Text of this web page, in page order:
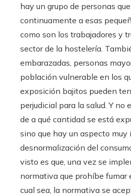
hay un grupo de personas
continuamente a esas
como son los trabajadores y
sector de la hostelería.
embarazadas, personas
población vulnerable en los
exposición bajitos pueden
perjudicial para la salud. Y no
de a qué cantidad se está
sino que hay un aspecto
desnormalización del
visto es que, una vez se
normativa que prohíbe fumar
cual sea, la normativa se